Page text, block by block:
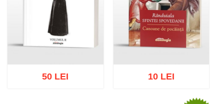
50 LEI 10 LEI